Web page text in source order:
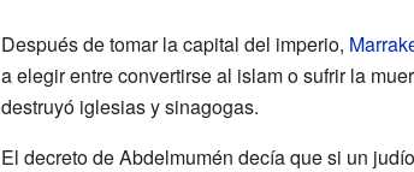
Después de tomar la capital del imperio,
a elegir entre convertirse al islam o sufrir la
destruyó iglesias y sinagogas.
El decreto de Abdelmumén decía que si un